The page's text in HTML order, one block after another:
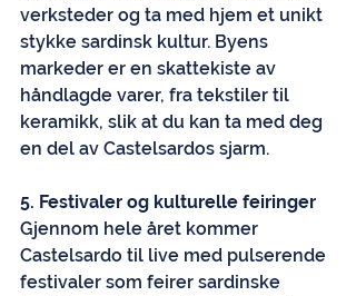
verksteder og ta med hjem et unikt
stykke sardinsk kultur. Byens
markeder er en skattekiste av
håndlagde varer, fra tekstiler til
keramikk, slik at du kan ta med deg
en del av Castelsardos sjarm.
5. Festivaler og kulturelle feiringer
Gjennom hele året kommer
Castelsardo til live med pulserende
festivaler som feirer sardinske